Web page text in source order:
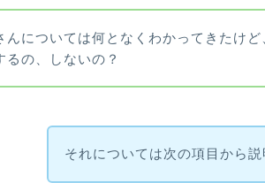
んについては何となくわかってきたけど
るの、しないの？
それについては次の項目から説